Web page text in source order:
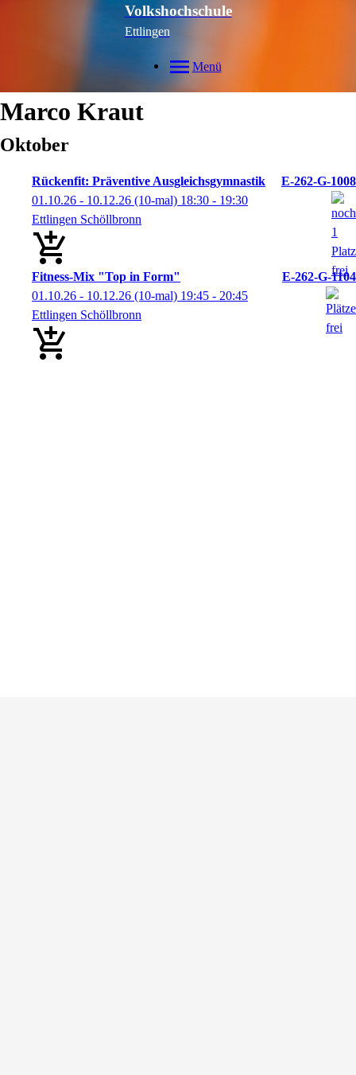
Volkshochschule
Ettlingen
Menü
Marco Kraut
Oktober
Rückenfit: Präventive Ausgleichsgymnastik
E-262-G-1008
01.10.26 - 10.12.26 (10-mal) 18:30 - 19:30
Ettlingen Schöllbronn
Fitness-Mix "Top in Form"
E-262-G-1104
01.10.26 - 10.12.26 (10-mal) 19:45 - 20:45
Ettlingen Schöllbronn